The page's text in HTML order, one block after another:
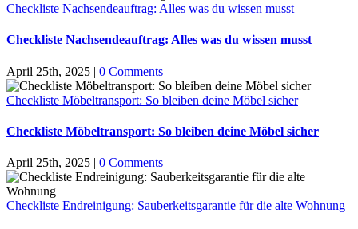
Checkliste Nachsendeauftrag: Alles was du wissen musst
Checkliste Nachsendeauftrag: Alles was du wissen musst
April 25th, 2025 | 0 Comments
Checkliste Möbeltransport: So bleiben deine Möbel sicher
Checkliste Möbeltransport: So bleiben deine Möbel sicher
April 25th, 2025 | 0 Comments
Checkliste Endreinigung: Sauberkeitsgarantie für die alte Wohnung